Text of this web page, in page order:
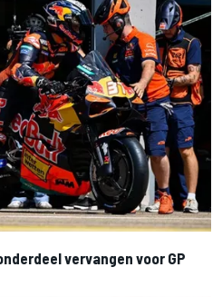
vervangen voor GP